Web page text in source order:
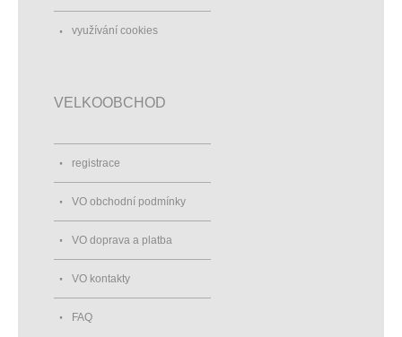
využívání cookies
VELKOOBCHOD
registrace
VO obchodní podmínky
VO doprava a platba
VO kontakty
FAQ